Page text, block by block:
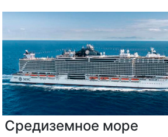
Средиземное море